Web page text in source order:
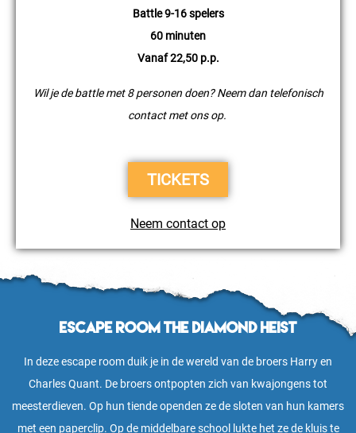
Battle 9-16 spelers
60 minuten
Vanaf 22,50 p.p.
Wil je de battle met 8 personen doen? Neem dan telefonisch
contact met ons op.
TICKETS
Neem contact op
Escape Room The Diamond Heist
In deze escape room duik je in de wereld van de broers Harry en
Charles Quant. De broers ontpopten zich van kwajongens tot
meesterdieven. Op hun tiende openden ze de sloten van hun kamers
met een paperclip. Op de middelbare school lukte het ze de kluis te